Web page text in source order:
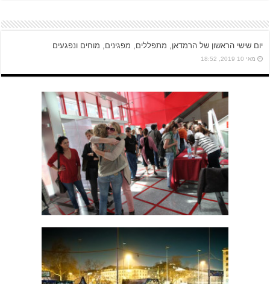
יום שישי הראשון של הרמדאן, מתפללים, מפגינים, מוחים ונפגעים
מאי 10 2019, 18:52